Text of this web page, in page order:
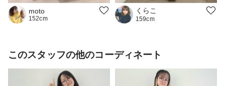
moto
152cm
くらこ
159cm
このスタッフの他のコーディネート